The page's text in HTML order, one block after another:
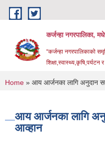
Skip to main content
कर्जन्हा नगरपालिका,
“कर्जन्हा नगरपालिकाको
शिक्षा,स्वास्थ्य,कृषि,पर्यटन र
You are here
Home » आय आर्जनका लागि अनुदान
आय आर्जनका लागि
आव्हान